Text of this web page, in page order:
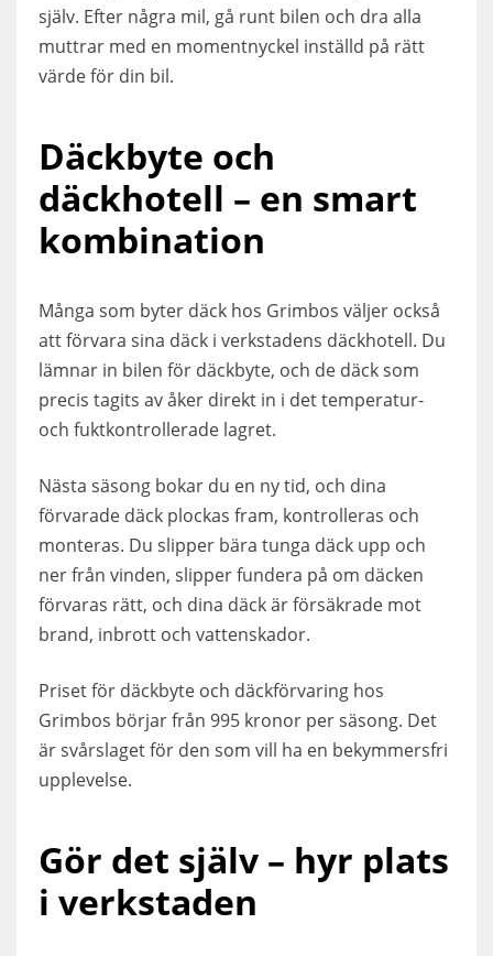
själv. Efter några mil, gå runt bilen och dra alla
muttrar med en momentnyckel inställd på rätt
värde för din bil.
Däckbyte och
däckhotell – en smart
kombination
Många som byter däck hos Grimbos väljer också
att förvara sina däck i verkstadens däckhotell. Du
lämnar in bilen för däckbyte, och de däck som
precis tagits av åker direkt in i det temperatur-
och fuktkontrollerade lagret.
Nästa säsong bokar du en ny tid, och dina
förvarade däck plockas fram, kontrolleras och
monteras. Du slipper bära tunga däck upp och
ner från vinden, slipper fundera på om däcken
förvaras rätt, och dina däck är försäkrade mot
brand, inbrott och vattenskador.
Priset för däckbyte och däckförvaring hos
Grimbos börjar från 995 kronor per säsong. Det
är svårslaget för den som vill ha en bekymmersfri
upplevelse.
Gör det själv – hyr plats
i verkstaden